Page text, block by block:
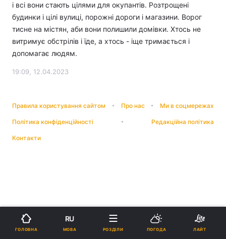
і всі вони стають цілями для окупантів. Розтрощені
будинки і цілі вулиці, порожні дороги і магазини. Ворог
тисне на містян, аби вони полишили домівки. Хтось не
витримує обстрілів і їде, а хтось - іще тримається і
допомагає людям.
19:09, 12.04.2023
Правила користування сайтом Про нас Ми в соцмережах
Політика конфіденційності Редакційна політика
Контакти
ГОЛОВНА
RU
МОВА РОЗДІЛИ ПОГОДА ЛАЙТ